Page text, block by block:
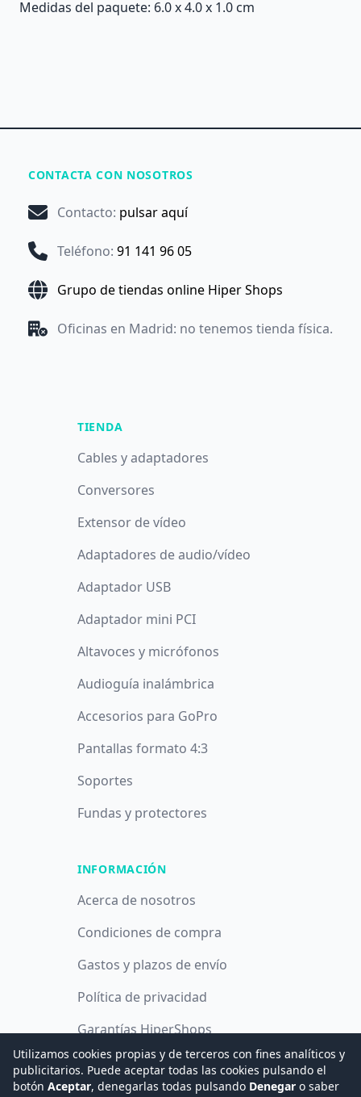
Medidas del paquete: 6.0 x 4.0 x 1.0 cm
CONTACTA CON NOSOTROS
Contacto: pulsar aquí
Teléfono: 91 141 96 05
Grupo de tiendas online Hiper Shops
Oficinas en Madrid: no tenemos tienda física.
TIENDA
Cables y adaptadores
Conversores
Extensor de vídeo
Adaptadores de audio/vídeo
Adaptador USB
Adaptador mini PCI
Altavoces y micrófonos
Audioguía inalámbrica
Accesorios para GoPro
Pantallas formato 4:3
Soportes
Fundas y protectores
INFORMACIÓN
Acerca de nosotros
Condiciones de compra
Gastos y plazos de envío
Política de privacidad
Garantías HiperShops
Política de cookies
Utilizamos cookies propias y de terceros con fines analíticos y
publicitarios. Puede aceptar todas las cookies pulsando el
botón Aceptar, denegarlas todas pulsando Denegar o saber